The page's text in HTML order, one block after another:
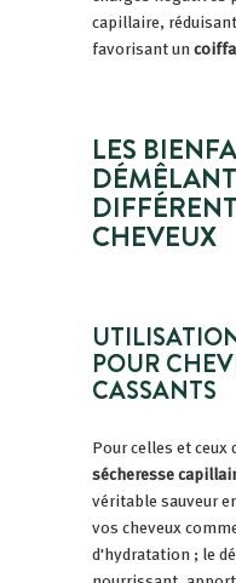
capillaire,
favorisant un
LES
CHEVEUX
POUR
CASSANTS
Pour celles et
sécheresse
véritable sauveur
vos cheveux
d'hydratation ; le